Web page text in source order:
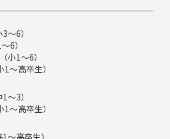
～6）
6）
小1～6）
～高卒生）
～3）
～高卒生）
～高卒生）